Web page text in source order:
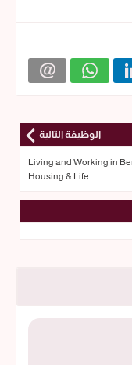
الوظيفة التالية
Living and Working in
Housing & Life